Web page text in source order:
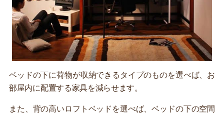
ベッドの下に荷物が収納できるタイプのものを選べば、お
部屋内に配置する家具を減らせます。
また、背の高いロフトベッドを選べば、ベッドの下の空間